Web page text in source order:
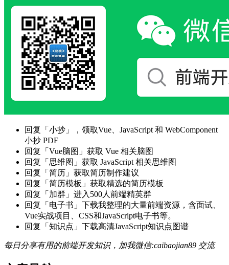
回复「小抄」，领取Vue、JavaScript 和 WebComponent
小抄 PDF
回复「Vue脑图」获取 Vue 相关脑图
回复「思维图」获取 JavaScript 相关思维图
回复「简历」获取简历制作建议
回复「简历模板」获取精选的简历模板
回复「加群」进入500人前端精英群
回复「电子书」下载我整理的大量前端资源，含面试、
Vue实战项目、CSS和JavaScript电子书等。
回复「知识点」下载高清JavaScript知识点图谱
每日分享有用的前端开发知识，加我微信:caibaojian89 交流